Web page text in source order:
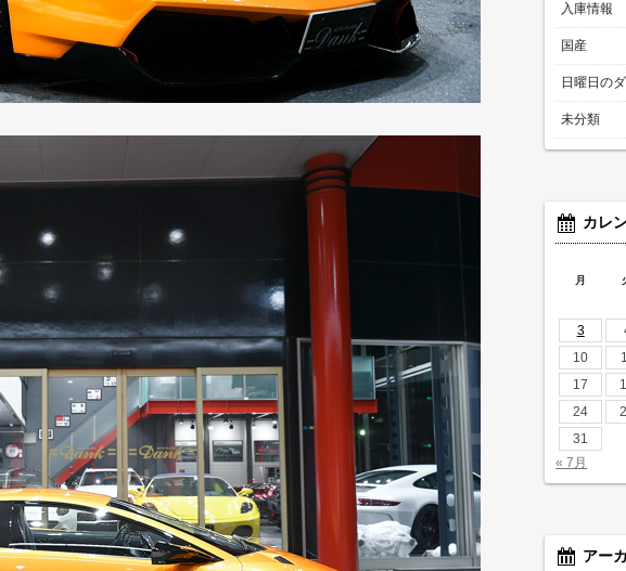
入庫情報
国産
日曜日の
未分類
カレ
月
3
10
17
24
31
« 7月
アー